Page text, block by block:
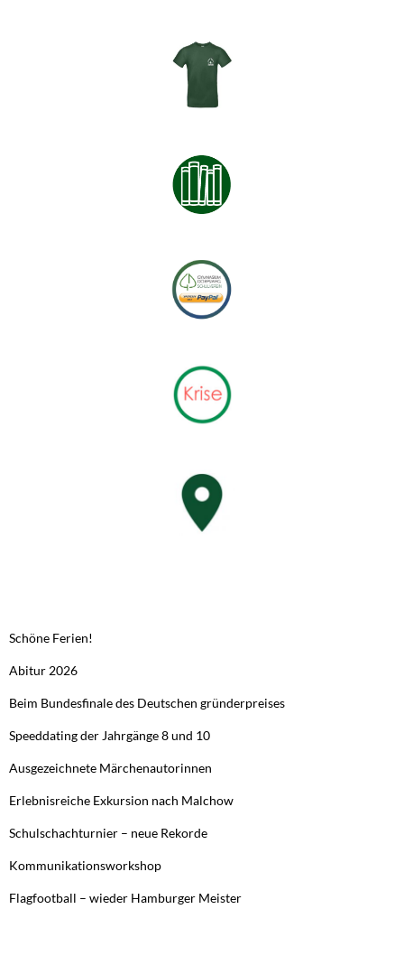
Schöne Ferien!
Abitur 2026
Beim Bundesfinale des Deutschen gründerpreises
Speeddating der Jahrgänge 8 und 10
Ausgezeichnete Märchenautorinnen
Erlebnisreiche Exkursion nach Malchow
Schulschachturnier – neue Rekorde
Kommunikationsworkshop
Flagfootball – wieder Hamburger Meister